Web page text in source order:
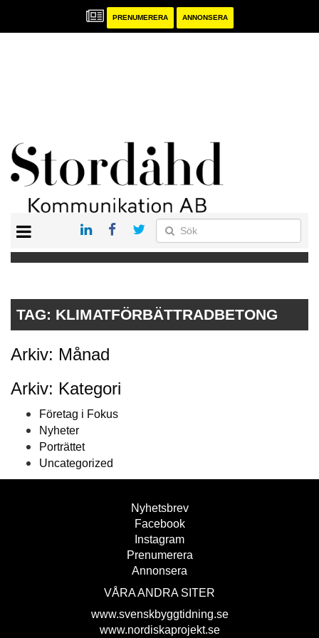
PRENUMERERA ANNONSERA
TAG: KLIMATFÖRBÄTTRADBETONG
Arkiv: Månad
Arkiv: Kategori
Företag i Fokus
Nyheter
Porträttet
Uncategorized
Nyhetsbrev
Facebook
Instagram
Prenumerera
Annonsera
VÅRA ANDRA SITER
www.svenskbyggtidning.se
www.nordiskaprojekt.se